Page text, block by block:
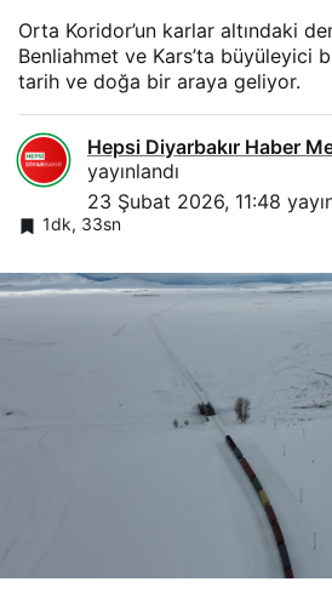
Orta Koridor’un karlar altındaki
Benliahmet ve Kars’ta büyüleyici
tarih ve doğa bir araya geliyor.
Hepsi Diyarbakır Haber
yayınlandı
23 Şubat 2026, 11:48
1dk, 33sn